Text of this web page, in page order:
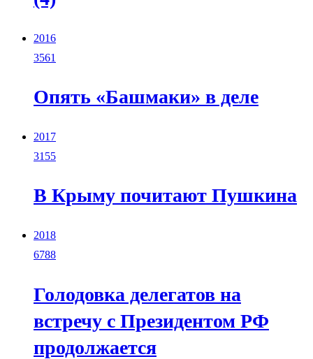
2016
3561
Опять «Башмаки» в деле
2017
3155
В Крыму почитают Пушкина
2018
6788
Голодовка делегатов на
встречу с Президентом РФ
продолжается